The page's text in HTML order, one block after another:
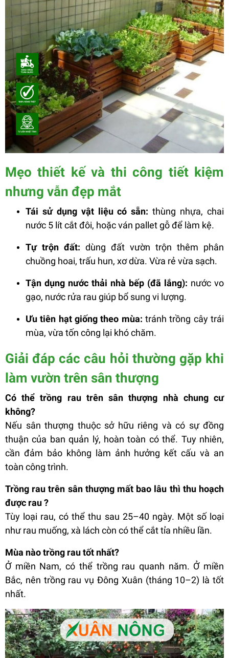
Mẹo thiết kế và thi công tiết kiệm
nhưng vẫn đẹp mắt
Tái sử dụng vật liệu có sẵn: thùng nhựa, chai
nước 5 lít cắt đôi, hoặc ván pallet gỗ để làm kệ.
Tự trộn đất: dùng đất vườn trộn thêm phân
chuồng hoai, trấu hun, xơ dừa. Vừa rẻ vừa sạch.
Tận dụng nước thải nhà bếp (đã lắng): nước vo
gạo, nước rửa rau giúp bổ sung vi lượng.
Ưu tiên hạt giống theo mùa: tránh trồng cây trái
mùa, vừa tốn công lại khó chăm.
Giải đáp các câu hỏi thường gặp khi
làm vườn trên sân thượng
Có thể trồng rau trên sân thượng nhà chung cư
không?
Nếu sân thượng thuộc sở hữu riêng và có sự đồng
thuận của ban quản lý, hoàn toàn có thể. Tuy nhiên,
cần đảm bảo không làm ảnh hưởng kết cấu và an
toàn công trình.
Trồng rau trên sân thượng mất bao lâu thì thu hoạch
được rau ?
Tùy loại rau, có thể thu sau 25–40 ngày. Một số loại
như rau muống, xà lách còn có thể cắt tỉa nhiều lần.
Mùa nào trồng rau tốt nhất?
Ở miền Nam, có thể trồng rau quanh năm. Ở miền
Bắc, nên trồng rau vụ Đông Xuân (tháng 10–2) là tốt
nhất.